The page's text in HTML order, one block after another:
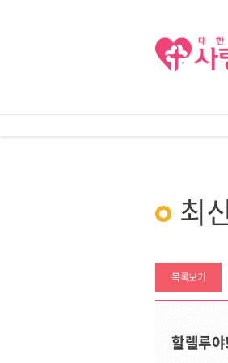
최
목록보기
할렐루